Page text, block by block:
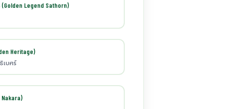
Legend Sathorn)
Heritage)
เบศร์